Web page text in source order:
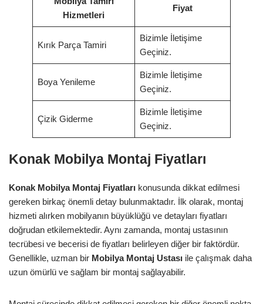
Hizmetleri
Fiyat
Kırık Parça Tamiri
Bizimle İletişime
Geçiniz.
Boya Yenileme
Bizimle İletişime
Geçiniz.
Çizik Giderme
Bizimle İletişime
Geçiniz.
Konak Mobilya Montaj Fiyatları
Konak Mobilya Montaj Fiyatları konusunda dikkat edilmesi
gereken birkaç önemli detay bulunmaktadır. İlk olarak, montaj
hizmeti alırken mobilyanın büyüklüğü ve detayları fiyatları
doğrudan etkilemektedir. Aynı zamanda, montaj ustasının
tecrübesi ve becerisi de fiyatları belirleyen diğer bir faktördür.
Genellikle, uzman bir Mobilya Montaj Ustası ile çalışmak daha
uzun ömürlü ve sağlam bir montaj sağlayabilir.